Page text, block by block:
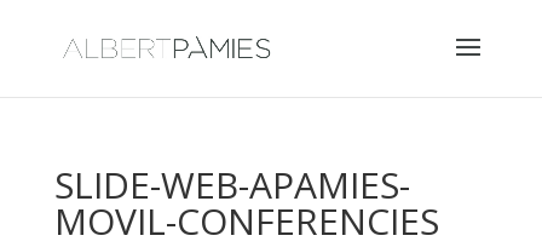
SLIDE-WEB-APAMIES-
MOVIL-CONFERENCIES